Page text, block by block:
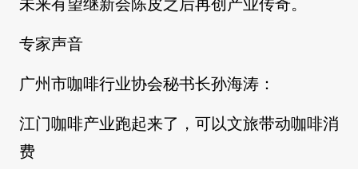
未来有望继新会陈皮之后再创产业传奇。
专家声音
广州市咖啡行业协会秘书长孙海涛：
江门咖啡产业跑起来了，可以文旅带动咖啡消
费